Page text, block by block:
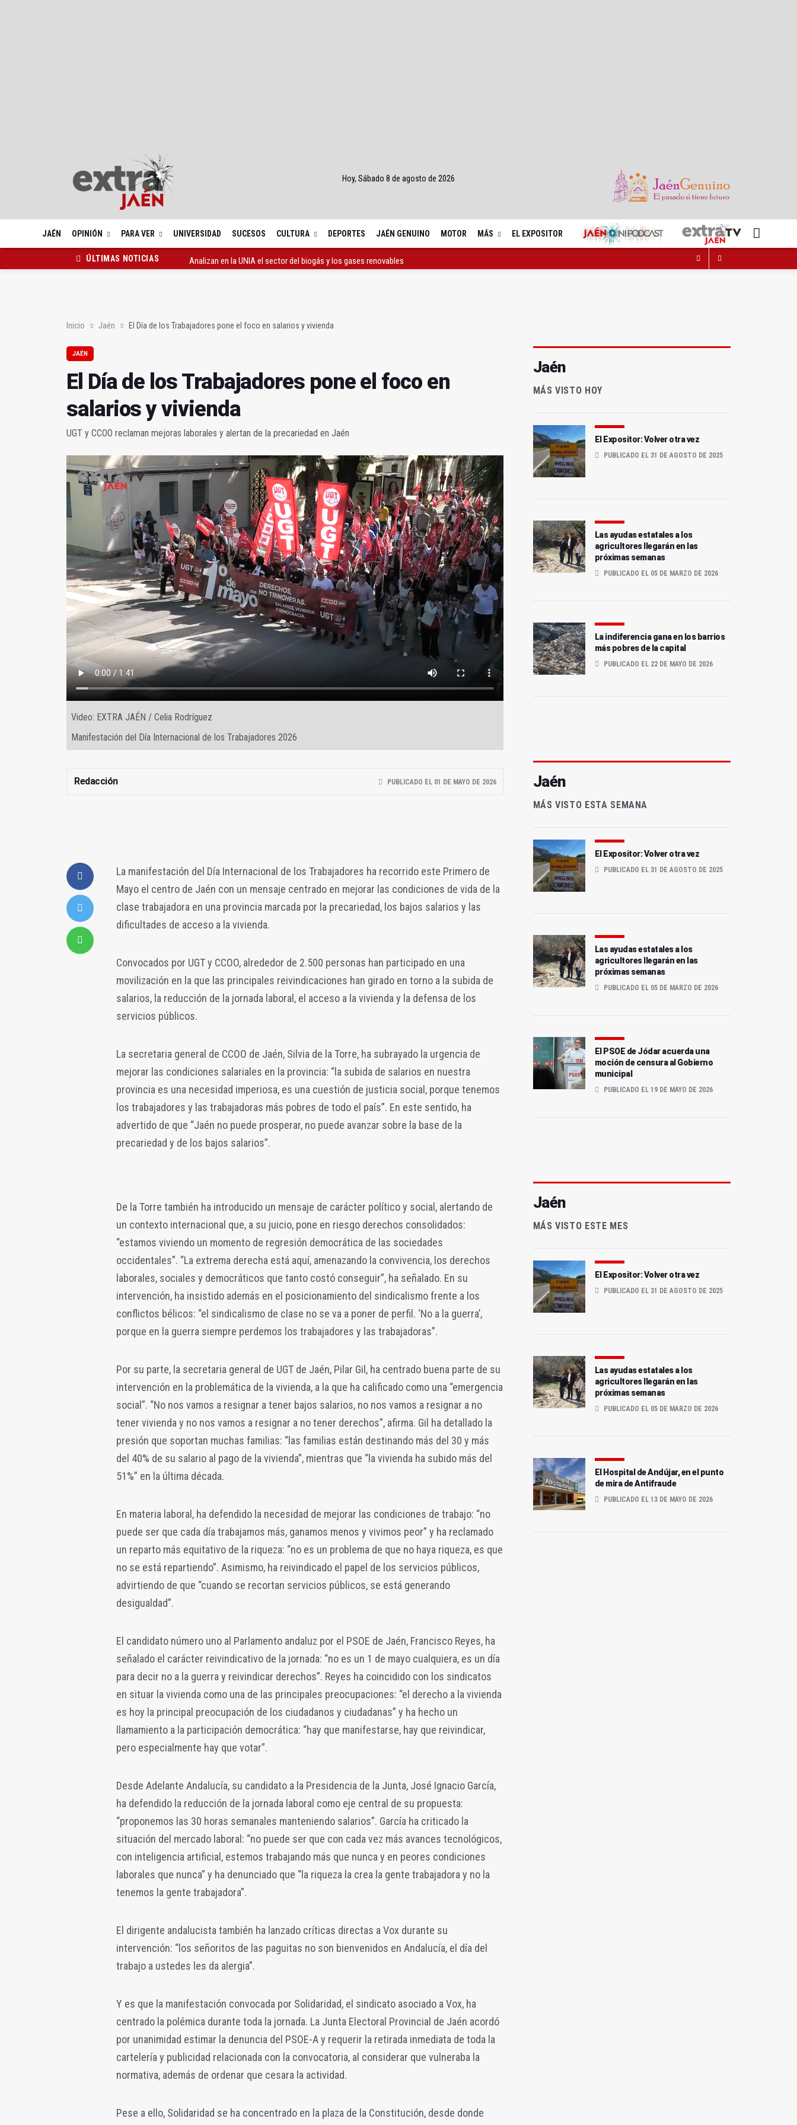
Hoy, Sábado 8 de agosto de 2026
JAÉN OPINIÓN PARA VER UNIVERSIDAD SUCESOS CULTURA DEPORTES JAÉN GENUINO MOTOR MÁS EL EXPOSITOR
ÚLTIMAS NOTICIAS
Analizan en la UNIA el sector del biogás y los gases renovables
Inicio Jaén El Día de los Trabajadores pone el foco en salarios y vivienda
JAÉN
El Día de los Trabajadores pone el foco en
salarios y vivienda
UGT y CCOO reclaman mejoras laborales y alertan de la precariedad en Jaén
Video: EXTRA JAÉN / Celia Rodríguez
Manifestación del Día Internacional de los Trabajadores 2026
Redacción PUBLICADO EL 01 DE MAYO DE 2026
La manifestación del Día Internacional de los Trabajadores ha recorrido este Primero de
Mayo el centro de Jaén con un mensaje centrado en mejorar las condiciones de vida de la
clase trabajadora en una provincia marcada por la precariedad, los bajos salarios y las
dificultades de acceso a la vivienda.
Convocados por UGT y CCOO, alrededor de 2.500 personas han participado en una
movilización en la que las principales reivindicaciones han girado en torno a la subida de
salarios, la reducción de la jornada laboral, el acceso a la vivienda y la defensa de los
servicios públicos.
La secretaria general de CCOO de Jaén, Silvia de la Torre, ha subrayado la urgencia de
mejorar las condiciones salariales en la provincia: “la subida de salarios en nuestra
provincia es una necesidad imperiosa, es una cuestión de justicia social, porque tenemos
los trabajadores y las trabajadoras más pobres de todo el país”. En este sentido, ha
advertido de que “Jaén no puede prosperar, no puede avanzar sobre la base de la
precariedad y de los bajos salarios”.
De la Torre también ha introducido un mensaje de carácter político y social, alertando de
un contexto internacional que, a su juicio, pone en riesgo derechos consolidados:
“estamos viviendo un momento de regresión democrática de las sociedades
occidentales”. “La extrema derecha está aquí, amenazando la convivencia, los derechos
laborales, sociales y democráticos que tanto costó conseguir”, ha señalado. En su
intervención, ha insistido además en el posicionamiento del sindicalismo frente a los
conflictos bélicos: “el sindicalismo de clase no se va a poner de perfil. ‘No a la guerra’,
porque en la guerra siempre perdemos los trabajadores y las trabajadoras”.
Por su parte, la secretaria general de UGT de Jaén, Pilar Gil, ha centrado buena parte de su
intervención en la problemática de la vivienda, a la que ha calificado como una “emergencia
social”. “No nos vamos a resignar a tener bajos salarios, no nos vamos a resignar a no
tener vivienda y no nos vamos a resignar a no tener derechos”, afirma. Gil ha detallado la
presión que soportan muchas familias: “las familias están destinando más del 30 y más
del 40% de su salario al pago de la vivienda”, mientras que “la vivienda ha subido más del
51%” en la última década.
En materia laboral, ha defendido la necesidad de mejorar las condiciones de trabajo: “no
puede ser que cada día trabajamos más, ganamos menos y vivimos peor” y ha reclamado
un reparto más equitativo de la riqueza: “no es un problema de que no haya riqueza, es que
no se está repartiendo”. Asimismo, ha reivindicado el papel de los servicios públicos,
advirtiendo de que “cuando se recortan servicios públicos, se está generando
desigualdad”.
El candidato número uno al Parlamento andaluz por el PSOE de Jaén, Francisco Reyes, ha
señalado el carácter reivindicativo de la jornada: “no es un 1 de mayo cualquiera, es un día
para decir no a la guerra y reivindicar derechos”. Reyes ha coincidido con los sindicatos
en situar la vivienda como una de las principales preocupaciones: “el derecho a la vivienda
es hoy la principal preocupación de los ciudadanos y ciudadanas” y ha hecho un
llamamiento a la participación democrática: “hay que manifestarse, hay que reivindicar,
pero especialmente hay que votar”.
Desde Adelante Andalucía, su candidato a la Presidencia de la Junta, José Ignacio García,
ha defendido la reducción de la jornada laboral como eje central de su propuesta:
“proponemos las 30 horas semanales manteniendo salarios”. García ha criticado la
situación del mercado laboral: “no puede ser que con cada vez más avances tecnológicos,
con inteligencia artificial, estemos trabajando más que nunca y en peores condiciones
laborales que nunca” y ha denunciado que “la riqueza la crea la gente trabajadora y no la
tenemos la gente trabajadora”.
El dirigente andalucista también ha lanzado críticas directas a Vox durante su
intervención: “los señoritos de las paguitas no son bienvenidos en Andalucía, el día del
trabajo a ustedes les da alergia”.
Y es que la manifestación convocada por Solidaridad, el sindicato asociado a Vox, ha
centrado la polémica durante toda la jornada. La Junta Electoral Provincial de Jaén acordó
por unanimidad estimar la denuncia del PSOE-A y requerir la retirada inmediata de toda la
cartelería y publicidad relacionada con la convocatoria, al considerar que vulneraba la
normativa, además de ordenar que cesara la actividad.
Pese a ello, Solidaridad se ha concentrado en la plaza de la Constitución, desde donde
Jaén
MÁS VISTO HOY
El Expositor: Volver otra vez
PUBLICADO EL 31 DE AGOSTO DE 2025
Las ayudas estatales a los
agricultores llegarán en las
próximas semanas
PUBLICADO EL 05 DE MARZO DE 2026
La indiferencia gana en los barrios
más pobres de la capital
PUBLICADO EL 22 DE MAYO DE 2026
Jaén
MÁS VISTO ESTA SEMANA
El Expositor: Volver otra vez
PUBLICADO EL 31 DE AGOSTO DE 2025
Las ayudas estatales a los
agricultores llegarán en las
próximas semanas
PUBLICADO EL 05 DE MARZO DE 2026
El PSOE de Jódar acuerda una
moción de censura al Gobierno
municipal
PUBLICADO EL 19 DE MAYO DE 2026
Jaén
MÁS VISTO ESTE MES
El Expositor: Volver otra vez
PUBLICADO EL 31 DE AGOSTO DE 2025
Las ayudas estatales a los
agricultores llegarán en las
próximas semanas
PUBLICADO EL 05 DE MARZO DE 2026
El Hospital de Andújar, en el punto
de mira de Antifraude
PUBLICADO EL 13 DE MAYO DE 2026